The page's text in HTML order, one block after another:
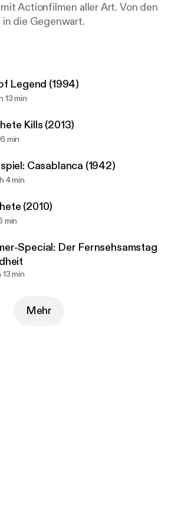
Actionfilmen aller Art. Von den
die Gegenwart.
Hug
Legend (1994)
13 min
Kills (2013)
min
Casablanca (1942)
4 min
(2010)
min
Special: Der Fernsehsamstag
13 min
Mehr